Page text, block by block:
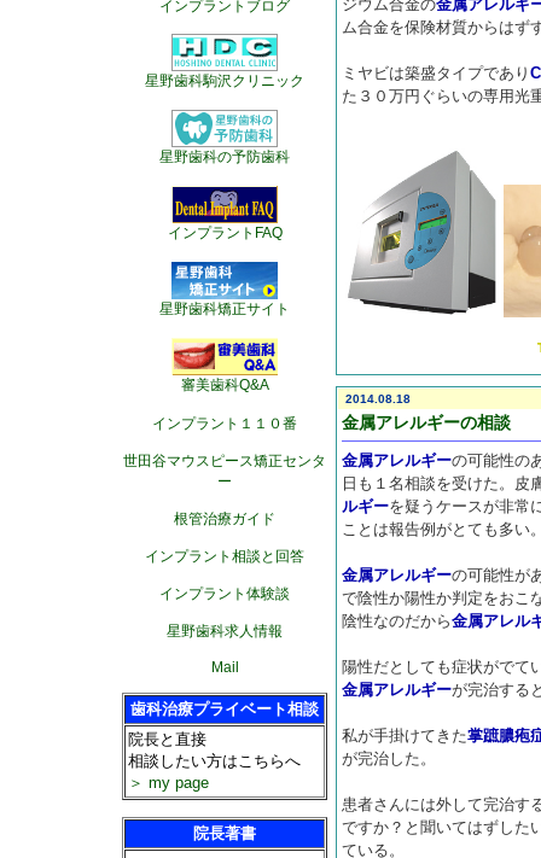
インプラントブログ
星野歯科駒沢クリニック
星野歯科の予防歯科
インプラントFAQ
星野歯科矯正サイト
審美歯科Q&A
インプラント１１０番
世田谷マウスピース矯正センタ
ー
根管治療ガイド
インプラント相談と回答
インプラント体験談
星野歯科求人情報
Mail
歯科治療プライベート相談
院長と直接
相談したい方はこちらへ
＞ my page
院長著書
ジウム合金の金属アレルギ
ム合金を保険材質からはず
ミヤビは築盛タイプであり
た３０万円ぐらいの専用光
2014.08.18
金属アレルギーの相談
金属アレルギーの可能性の
日も１名相談を受けた。皮
ルギーを疑うケースが非常
ことは報告例がとても多い
金属アレルギーの可能性が
で陰性か陽性か判定をおこ
陰性なのだから金属アレル
陽性だとしても症状がでて
金属アレルギーが完治する
私が手掛けてきた掌蹠膿疱
が完治した。
患者さんには外して完治す
ですか？と聞いてはずした
ている。